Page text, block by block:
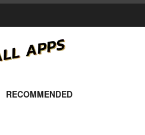
RECOMMENDED